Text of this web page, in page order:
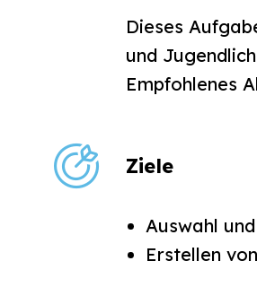
Dieses
und
Empfohlenes
Ziele
Auswahl
Erstellen